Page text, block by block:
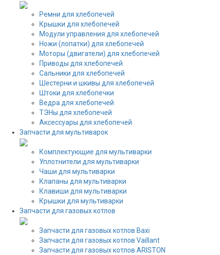
Ремни для хлебопечей
Крышки для хлебопечей
Модули управления для хлебопечей
Ножи (лопатки) для хлебопечей
Моторы (двигатели) для хлебопечей
Приводы для хлебопечей
Сальники для хлебопечей
Шестерни и шкивы для хлебопечей
Штоки для хлебопечки
Ведра для хлебопечей
ТЭНы для хлебопечей
Аксессуары для хлебопечей
Запчасти для мультиварок
Комплектующие для мультиварки
Уплотнители для мультиварки
Чаши для мультиварки
Клапаны для мультиварки
Клавиши для мультиварки
Крышки для мультиварки
Запчасти для газовых котлов
Запчасти для газовых котлов Baxi
Запчасти для газовых котлов Vaillant
Запчасти для газовых котлов ARISTON